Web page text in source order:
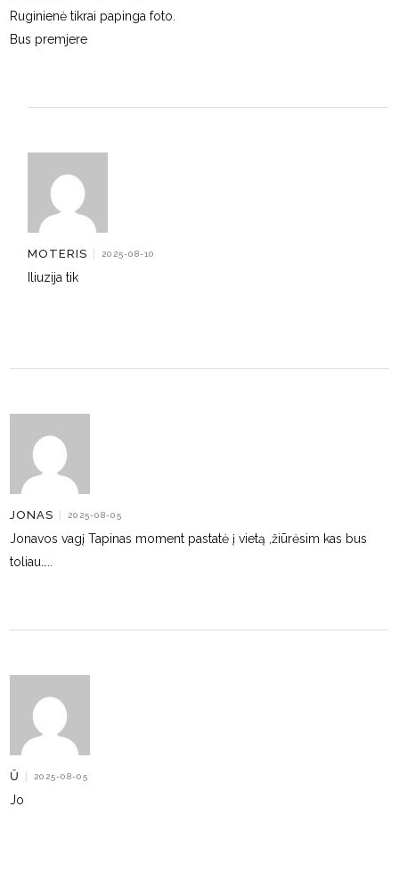
Ruginienė tikrai papinga foto.
Bus premjere
MOTERIS | 2025-08-10
Iliuzija tik
JONAS | 2025-08-05
Jonavos vagį Tapinas moment pastatė į vietą ,žiūrėsim kas bus
toliau…..
Ū | 2025-08-05
Jo